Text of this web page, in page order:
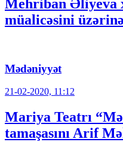
Mehriban Əliyeva
müalicəsini
Mədəniyyət
21-02-2020, 11:12
Mariya Teatrı
tamaşasını Arif